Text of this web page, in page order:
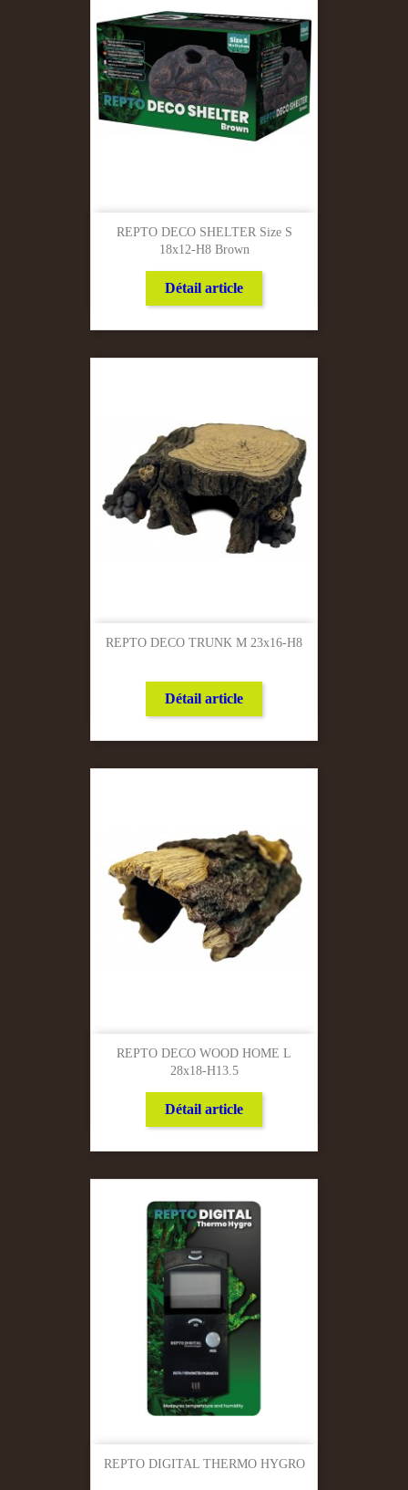
REPTO DECO SHELTER Size S
18x12-H8 Brown
Détail article
REPTO DECO TRUNK M 23x16-H8
Détail article
REPTO DECO WOOD HOME L
28x18-H13.5
Détail article
REPTO DIGITAL THERMO HYGRO